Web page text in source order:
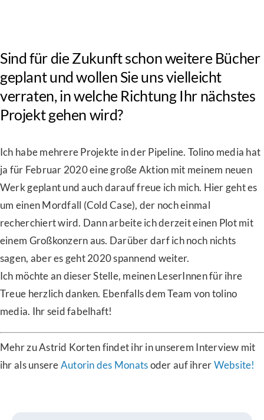
Sind für die Zukunft schon weitere Bücher
geplant und wollen Sie uns vielleicht
verraten, in welche Richtung Ihr nächstes
Projekt gehen wird?
Ich habe mehrere Projekte in der Pipeline. Tolino media hat
ja für Februar 2020 eine große Aktion mit meinem neuen
Werk geplant und auch darauf freue ich mich. Hier geht es
um einen Mordfall (Cold Case), der noch einmal
recherchiert wird. Dann arbeite ich derzeit einen Plot mit
einem Großkonzern aus. Darüber darf ich noch nichts
sagen, aber es geht 2020 spannend weiter.
Ich möchte an dieser Stelle, meinen LeserInnen für ihre
Treue herzlich danken. Ebenfalls dem Team von tolino
media. Ihr seid fabelhaft!
Mehr zu Astrid Korten findet ihr in unserem Interview mit
ihr als unsereAutorin des Monatsoder auf ihrerWebsite!